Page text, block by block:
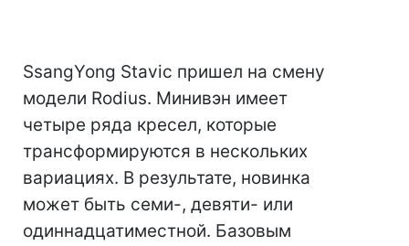
SsangYong Stavic пришел на смену
модели Rodius. Минивэн имеет
четыре ряда кресел, которые
трансформируются в нескольких
вариациях. В результате, новинка
может быть семи-, девяти- или
одиннадцатиместной. Базовым